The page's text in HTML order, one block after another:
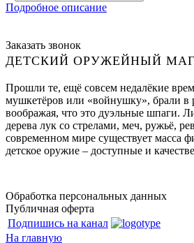
Подробное описание
Заказать звонок
ДЕТСКИЙ ОРУЖЕЙНЫЙ
Прошли те, ещё совсем недалёкие
мушкетёров или «войнушку», брали в
воображая, что это дуэльные шпаги.
дерева лук со стрелами, меч, ружьё,
современном мире существует масса
детское оружие – доступные и
Обработка персональных данных
Публичная оферта
Подпишись на канал
На главную